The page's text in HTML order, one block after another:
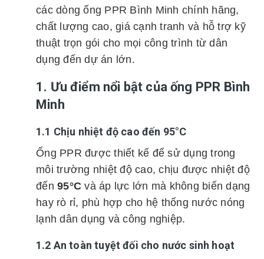
các dòng ống PPR Bình Minh chính hãng,
chất lượng cao, giá cạnh tranh và hỗ trợ kỹ
thuật trọn gói cho mọi công trình từ dân
dụng đến dự án lớn.
1. Ưu điểm nổi bật của ống PPR Bình
Minh
1.1 Chịu nhiệt độ cao đến 95°C
Ống PPR được thiết kế để sử dụng trong
môi trường nhiệt độ cao, chịu được nhiệt độ
đến 95°C và áp lực lớn mà không biến dạng
hay rò rỉ, phù hợp cho hệ thống nước nóng
lạnh dân dụng và công nghiệp.
1.2 An toàn tuyệt đối cho nước sinh hoạt